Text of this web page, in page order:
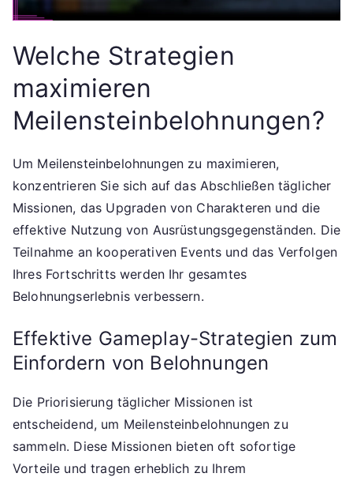
Welche Strategien
maximieren
Meilensteinbelohnungen?
Um Meilensteinbelohnungen zu maximieren,
konzentrieren Sie sich auf das Abschließen täglicher
Missionen, das Upgraden von Charakteren und die
effektive Nutzung von Ausrüstungsgegenständen. Die
Teilnahme an kooperativen Events und das Verfolgen
Ihres Fortschritts werden Ihr gesamtes
Belohnungserlebnis verbessern.
Effektive Gameplay-Strategien zum
Einfordern von Belohnungen
Die Priorisierung täglicher Missionen ist
entscheidend, um Meilensteinbelohnungen zu
sammeln. Diese Missionen bieten oft sofortige
Vorteile und tragen erheblich zu Ihrem